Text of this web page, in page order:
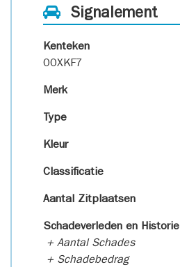
Signalement
Kenteken
00XKF7
Merk
Type
Kleur
Classificatie
Aantal Zitplaatsen
Schadeverleden en Historie
+ Aantal Schades
+ Schadebedrag